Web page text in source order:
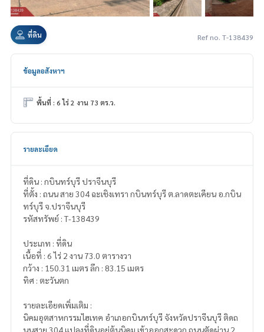
ที่ดิน Ref no. T-138439
ข้อมูลอสังหาฯ
พื้นที่ : 6 ไร่ 2 งาน 73 ตร.ว.
รายละเอียด
ที่ดิน : กบินทร์บุรี ปราจีนบุรี
ที่ตั้ง : ถนน สาย 304 ฉะเชิงเทรา กบินทร์บุรี ต.ลาดตะเคียน อ.กบิน
ทร์บุรี จ.ปราจีนบุรี
รหัสทรัพย์ : T-138439
ประเภท : ที่ดิน
เนื้อที่ : 6 ไร่ 2 งาน 73.0 ตารางวา
กว้าง : 150.31 เมตร ลึก : 83.15 เมตร
ทิศ : ตะวันตก
รายละเอียดเพิ่มเติม :
นิคมอุตสาหกรรมไฮเทค อำเภอกบินทร์บุรี จังหวัดปราจีนบุรี ติดถ
นนสาย 304 แปลงที่ดินอยู่ต้นนิคม เข้าออกสะดวก ถนนตัดผ่าน 2